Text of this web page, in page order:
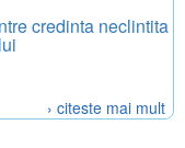
credinta neclintita
› citeste mai mult